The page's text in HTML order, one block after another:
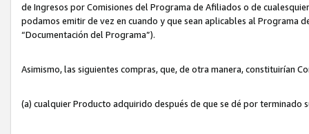
de Ingresos por Comisiones del Programa de Afiliados o de
podamos emitir de vez en cuando y que sean aplicables al Programa
“Documentación del Programa”).
Asimismo, las siguientes compras, que, de otra manera, constituirían
(a) cualquier Producto adquirido después de que se dé por terminado